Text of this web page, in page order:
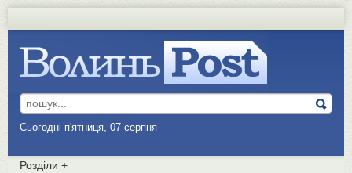
Сьогодні п'ятниця, 07 серпня
Розділи +